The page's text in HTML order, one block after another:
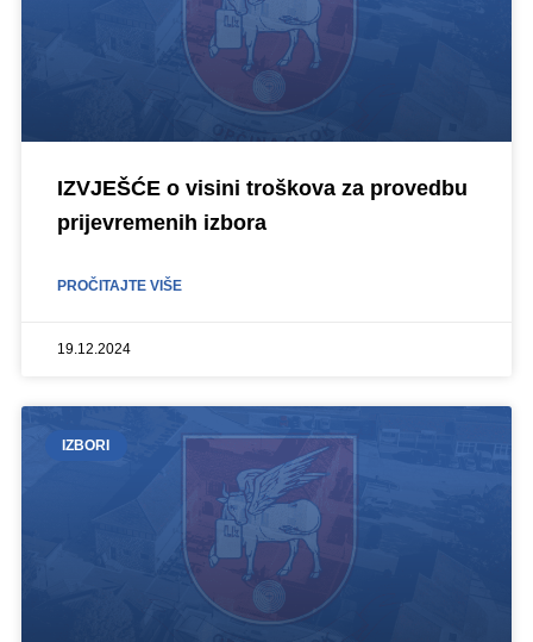
IZVJEŠĆE o visini troškova za provedbu
prijevremenih izbora
PROČITAJTE VIŠE
19.12.2024
IZBORI